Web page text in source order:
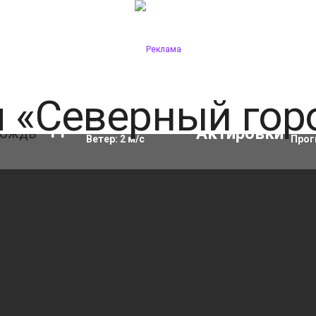
11°C Влажность:97
Ветер: 2м/с